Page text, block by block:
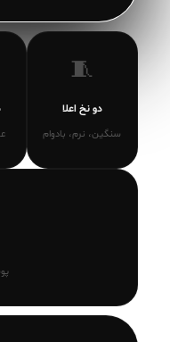
🧵
دو نخ اعلا
سنگین، نرم، بادوام